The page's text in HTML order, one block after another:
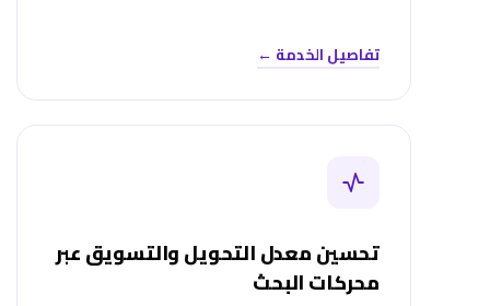
تفاصيل الخدمة ←
تحسين معدل التحويل والتسويق عبر
محركات البحث